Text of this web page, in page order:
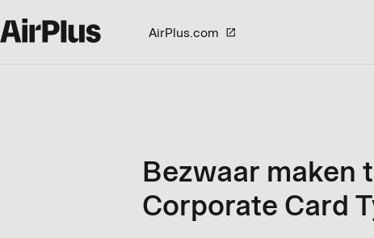
AirPlus.com
Bezwaar maken
Corporate Card